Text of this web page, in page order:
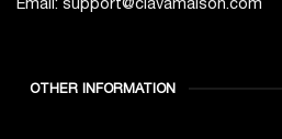
OTHER INFORMATION